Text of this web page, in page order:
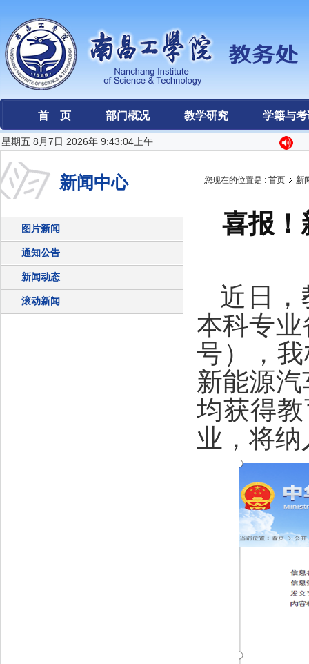
首 页 部门概况 教学研究 学籍与考
星期五 8月7日 2026年 9:43:04上午
新闻中心
图片新闻
通知公告
新闻动态
滚动新闻
您现在的位置是 : 首页 新
喜报！
近日，
本科专业
号），
新能源
均获得
业，将纳